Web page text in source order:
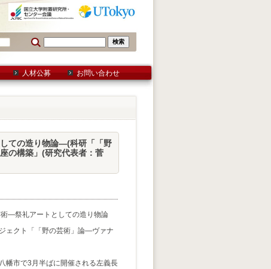
人材公募 お問い合わせ
ての造り物論―(科研「「野
の構築」(研究代表者：菅
―祭礼アートとしての造り物論
ェクト「「野の芸術」論―ヴァナ
幡市で3月半ばに開催される左義長